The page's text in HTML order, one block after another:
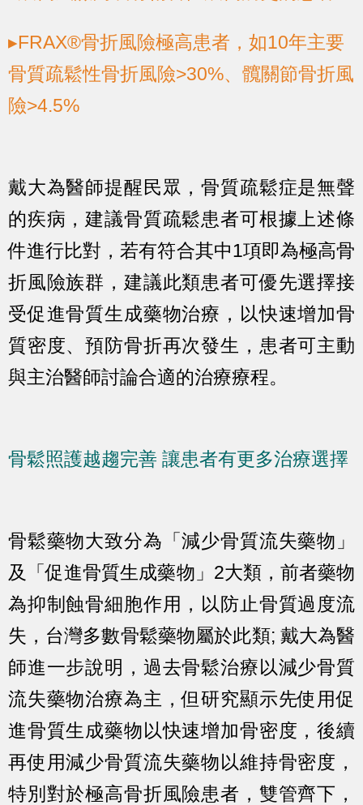
▸FRAX®骨折風險極高患者，如10年主要
骨質疏鬆性骨折風險>30%、髖關節骨折風
險>4.5%
戴大為醫師提醒民眾，骨質疏鬆症是無聲
的疾病，建議骨質疏鬆患者可根據上述條
件進行比對，若有符合其中1項即為極高骨
折風險族群，建議此類患者可優先選擇接
受促進骨質生成藥物治療，以快速增加骨
質密度、預防骨折再次發生，患者可主動
與主治醫師討論合適的治療療程。
骨鬆照護越趨完善 讓患者有更多治療選擇
骨鬆藥物大致分為「減少骨質流失藥物」
及「促進骨質生成藥物」2大類，前者藥物
為抑制蝕骨細胞作用，以防止骨質過度流
失，台灣多數骨鬆藥物屬於此類; 戴大為醫
師進一步說明，過去骨鬆治療以減少骨質
流失藥物治療為主，但研究顯示先使用促
進骨質生成藥物以快速增加骨密度，後續
再使用減少骨質流失藥物以維持骨密度，
特別對於極高骨折風險患者，雙管齊下，